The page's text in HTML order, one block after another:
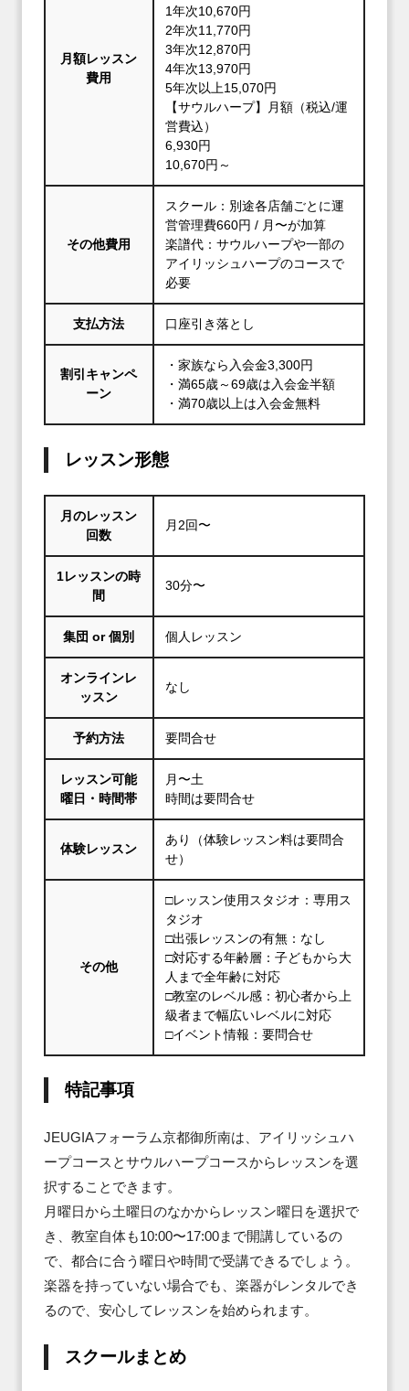
月額レッスン
費用
1年次10,670円
2年次11,770円
3年次12,870円
4年次13,970円
5年次以上15,070円
【サウルハープ】月額（税込/運
営費込）
6,930円
10,670円～
その他費用
スクール：別途各店舗ごとに運
営管理費660円 / 月〜が加算
楽譜代：サウルハープや一部の
アイリッシュハープのコースで
必要
支払方法 口座引き落とし
割引キャンペ
ーン
・家族なら入会金3,300円
・満65歳～69歳は入会金半額
・満70歳以上は入会金無料
レッスン形態
月のレッスン
回数
月2回〜
1レッスンの時
間
30分〜
集団 or 個別 個人レッスン
オンラインレ
ッスン
なし
予約方法 要問合せ
レッスン可能
曜日・時間帯
月〜土
時間は要問合せ
体験レッスン
あり（体験レッスン料は要問合
せ）
その他
□レッスン使用スタジオ：専用ス
タジオ
□出張レッスンの有無：なし
□対応する年齢層：子どもから大
人まで全年齢に対応
□教室のレベル感：初心者から上
級者まで幅広いレベルに対応
□イベント情報：要問合せ
特記事項
JEUGIAフォーラム京都御所南は、アイリッシュハ
ープコースとサウルハープコースからレッスンを選
択することできます。
月曜日から土曜日のなかからレッスン曜日を選択で
き、教室自体も10:00〜17:00まで開講しているの
で、都合に合う曜日や時間で受講できるでしょう。
楽器を持っていない場合でも、楽器がレンタルでき
るので、安心してレッスンを始められます。
スクールまとめ